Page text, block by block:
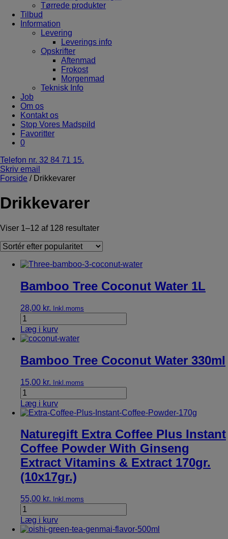
Tørrede produkter
Tilbud
Information
Levering
Leverings info
Opskrifter
Aftenmad
Frokost
Morgenmad
Teknisk Info
Job
Om os
Kontakt os
Stop Vores Madspild
Favoritter
0
Telefon nr. 32 84 71 15.
Skriv email
Forside / Drikkevarer
Drikkevarer
Viser 1–12 af 128 resultater
Bamboo Tree Coconut Water 1L
28,00 kr. Inkl.moms
Læg i kurv
Bamboo Tree Coconut Water 330ml
15,00 kr. Inkl.moms
Læg i kurv
Naturegift Extra Coffee Plus Instant
Coffee Powder With Ginseng
Extract Vitamins & Extract 170gr.
(10x17gr.)
55,00 kr. Inkl.moms
Læg i kurv